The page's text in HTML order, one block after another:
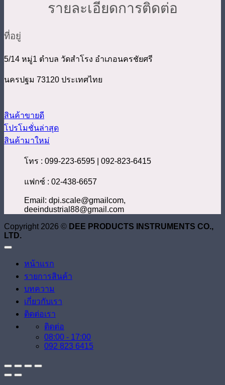
รายละเอียดการติดต่อ
ที่อยู่
5/14 หมู่1 ตำบล วัดสำโรง อำเภอนครชัยศรี
นครปฐม 73120 ประเทศไทย
สินค้าขายดี
โปรโมชั่นล่าสุด
สินค้ามาใหม่
โทร : 099-223-6595 | 092-823-6415
แฟกซ์ : 02-438-6657
Email: dpi.scale@gmailcom,
deeindustrial88@gmail.com
Copyright 2026 © DEE PRODUCTS INSTRUMENTS CO.,
LTD.
หน้าแรก
รายการสินค้า
บทความ
เกี่ยวกับเรา
ติดต่อเรา
ติดต่อ
08:00 - 17:00
092 823 6415